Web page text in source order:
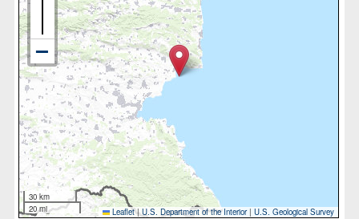
30 km
20 mi
Leaflet | U.S. Department of the Interior|U.S. Geological Survey